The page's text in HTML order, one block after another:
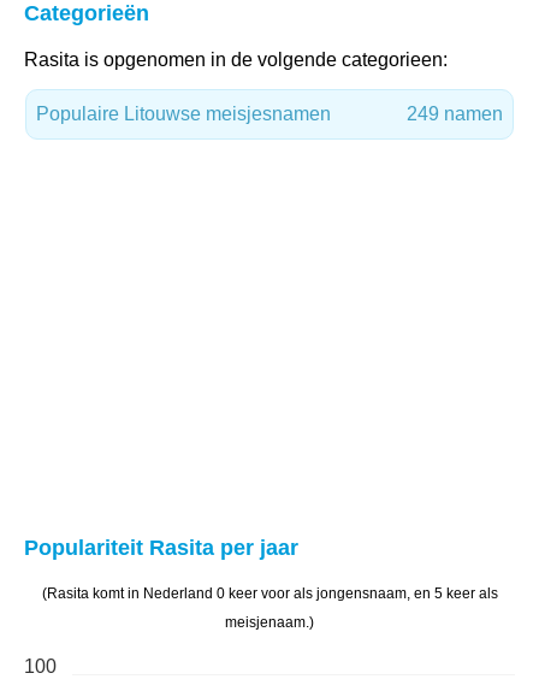
Categorieën
Rasita is opgenomen in de volgende categorieen:
Populaire Litouwse meisjesnamen 249 namen
Populariteit Rasita per jaar
(Rasita komt in Nederland 0 keer voor als jongensnaam, en 5 keer als
meisjenaam.)
100